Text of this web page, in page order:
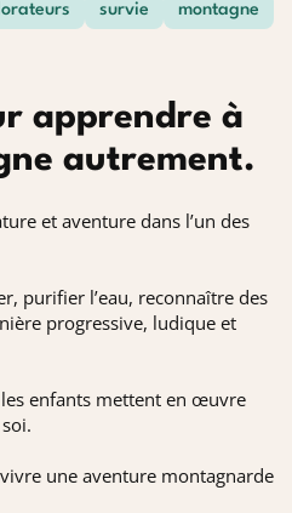
survie montagne
apprendre à
autrement.
et aventure dans l’un des
purifier l’eau, reconnaître des
progressive, ludique et
les enfants mettent en œuvre
une aventure montagnarde